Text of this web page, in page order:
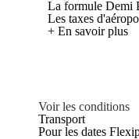
La formule Demi
Les taxes
+ En savoir plus
Voir les conditions
Transport
Pour les dates